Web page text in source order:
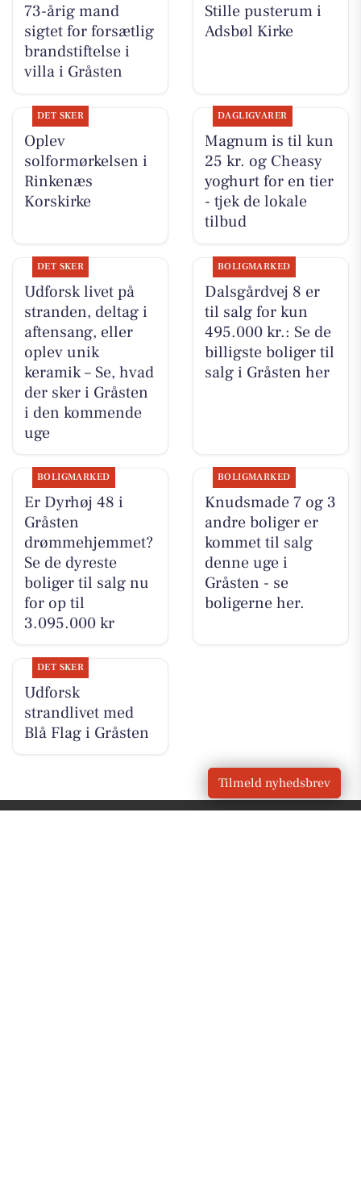
73-årig mand
sigtet for forsætlig
brandstiftelse i
villa i Gråsten
Stille pusterum i
Adsbøl Kirke
DET SKER
Oplev
solformørkelsen i
Rinkenæs
Korskirke
DAGLIGVARER
Magnum is til kun
25 kr. og Cheasy
yoghurt for en tier
- tjek de lokale
tilbud
DET SKER
Udforsk livet på
stranden, deltag i
aftensang, eller
oplev unik
keramik – Se, hvad
der sker i Gråsten
i den kommende
uge
BOLIGMARKED
Dalsgårdvej 8 er
til salg for kun
495.000 kr.: Se de
billigste boliger til
salg i Gråsten her
BOLIGMARKED
Er Dyrhøj 48 i
Gråsten
drømmehjemmet?
Se de dyreste
boliger til salg nu
for op til
3.095.000 kr
BOLIGMARKED
Knudsmade 7 og 3
andre boliger er
kommet til salg
denne uge i
Gråsten - se
boligerne her.
DET SKER
Udforsk
strandlivet med
Blå Flag i Gråsten
Tilmeld nyhedsbrev